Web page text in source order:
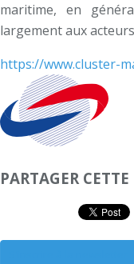
maritime, en
largement aux
https://www.cluster-
PARTAGER CETTE